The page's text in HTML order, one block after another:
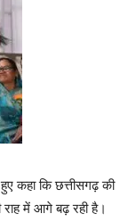
कहा कि छत्तीसगढ़ की
में आगे बढ़ रही है।